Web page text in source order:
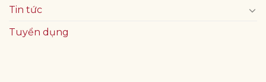
Tin tức
Tuyển dụng